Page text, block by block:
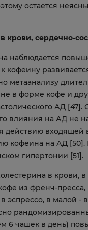
остается
крови, сердечно-
наблюдается
кофеину
метаанализу
в форме кофе и
АД [47].
влияния на АД не
действию входящей
кофеина на АД
гипертонии [51].
в крови,
из френч-
эспрессо, в малой -
6 чашек в день)